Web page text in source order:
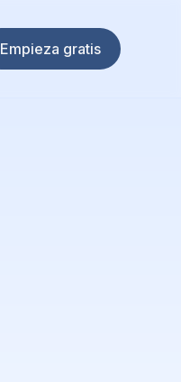
Empieza gratis